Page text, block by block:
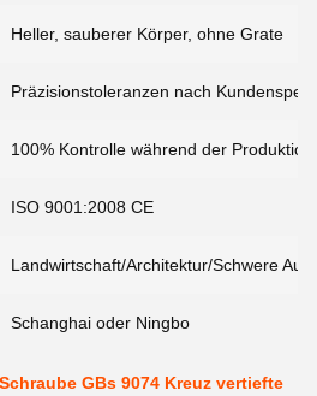
Heller, sauberer Körper, ohne Grate
Präzisionstoleranzen nach
100% Kontrolle während der Produktion
ISO 9001:2008 CE
Landwirtschaft/Architektur/Schwere
Schanghai oder Ningbo
GBs 9074 Kreuz vertiefte